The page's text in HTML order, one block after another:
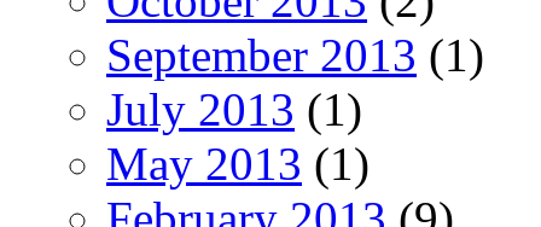
September 2013 (1)
July 2013 (1)
May 2013 (1)